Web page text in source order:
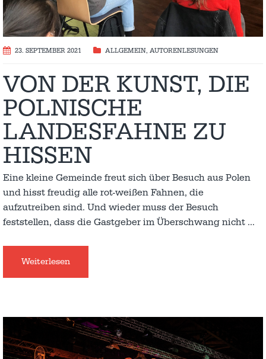
23. SEPTEMBER 2021 ALLGEMEIN, AUTORENLESUNGEN
VON DER KUNST, DIE
POLNISCHE
LANDESFAHNE ZU
HISSEN
Eine kleine Gemeinde freut sich über Besuch aus Polen
und hisst freudig alle rot-weißen Fahnen, die
aufzutreiben sind. Und wieder muss der Besuch
feststellen, dass die Gastgeber im Überschwang nicht …
Weiterlesen